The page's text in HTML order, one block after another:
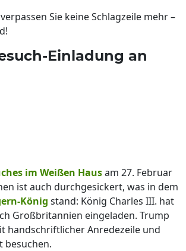
Sie keine Schlagzeile mehr –
Einladung an
im Weißen Hausam 27. Februar
ist auch durchgesickert, was in dem
König stand: König Charles III. hat
Großbritannien eingeladen. Trump
handschriftlicher Anredezeile und
besuchen.